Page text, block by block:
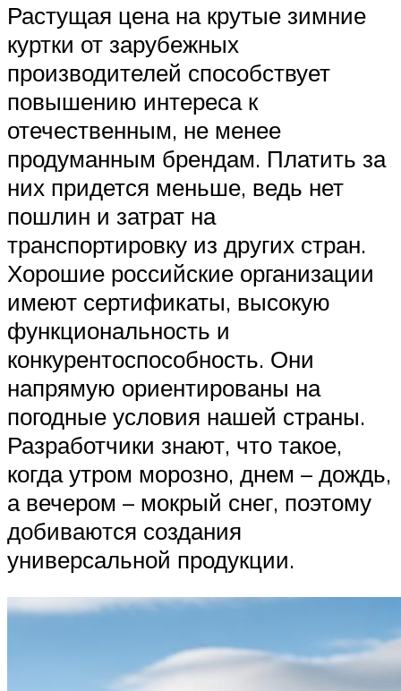
Растущая цена на крутые зимние
куртки от зарубежных
производителей способствует
повышению интереса к
отечественным, не менее
продуманным брендам. Платить за
них придется меньше, ведь нет
пошлин и затрат на
транспортировку из других стран.
Хорошие российские организации
имеют сертификаты, высокую
функциональность и
конкурентоспособность. Они
напрямую ориентированы на
погодные условия нашей страны.
Разработчики знают, что такое,
когда утром морозно, днем – дождь,
а вечером – мокрый снег, поэтому
добиваются создания
универсальной продукции.